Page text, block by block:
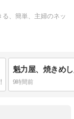
、簡単、主婦のネッ
9時間前